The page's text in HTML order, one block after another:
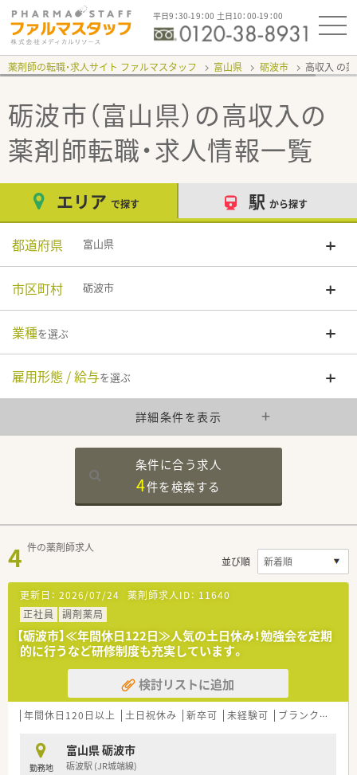
平日9：30-19：00 土日10：00-19：00
薬剤師の転職・求人サイト ファルマスタッフ 富山県 砺波市 高収入
砺波市（富山県）の高収入の
薬剤師転職・求人情報一覧
エリア で探す 駅 から探す
都道府県 富山県
市区町村 砺波市
業種を選ぶ
雇用形態 / 給与を選ぶ
詳細条件を表示
条件に合う求人
4件を検索する
4 件の薬剤師求人
並び順
更新日： 2026/07/24 薬剤師求人ID： 11640
正社員
調剤薬局
【砺波市】≪年間休日122日≫人気の土日休み！勉強会を定期
的に行うなど研修制度も充実しています。
検討リストに追加
年間休日120日以上 土日祝休み 新卒可 未経験可 ブランク可
勤務地
富山県 砺波市
砺波駅 (JR城端線)